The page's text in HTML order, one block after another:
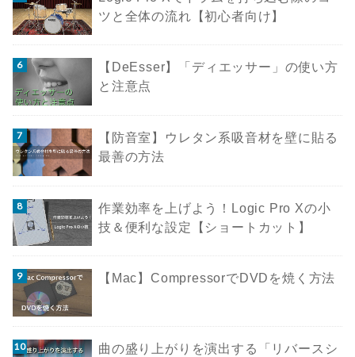
ツと全体の流れ【初心者向け】
【DeEsser】「ディエッサー」の使い方
と注意点
【防音室】ウレタン系吸音材を壁に貼る
最善の方法
作業効率を上げよう！Logic Pro Xの小
技＆便利な設定【ショートカット】
【Mac】CompressorでDVDを焼く方法
曲の盛り上がりを演出する「リバースシ